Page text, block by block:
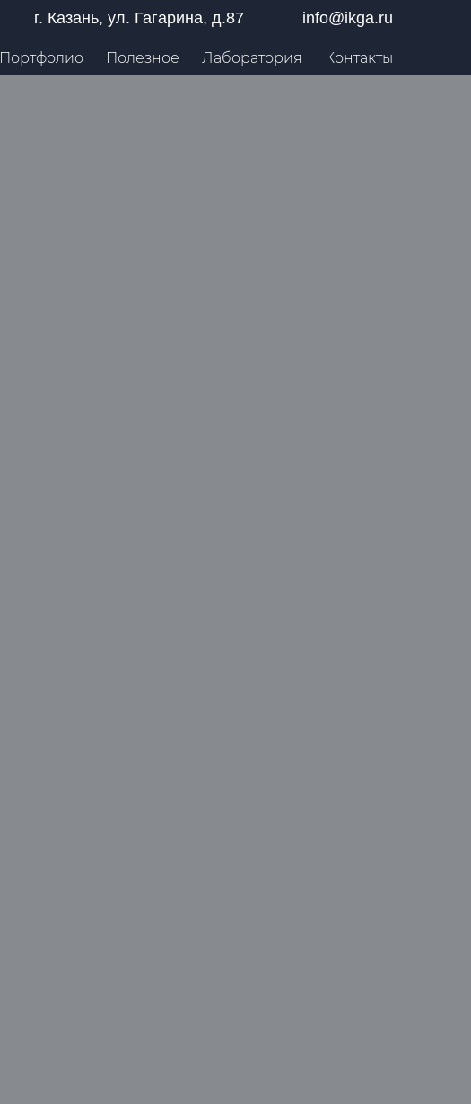
info@ikga.ru
г. Казань, ул. Гагарина, д.87
Портфолио Полезное Лаборатория Контакты